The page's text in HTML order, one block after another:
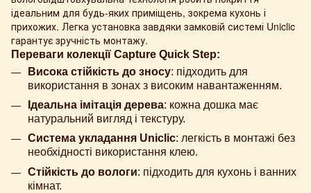
ідеальним для будь-яких приміщень, зокрема кухонь і
прихожих. Легка установка завдяки замковій системі Uniclic
гарантує зручність монтажу.
Переваги колекції Сapture Quick Step:
Висока стійкість до зносу: підходить для
використання в зонах з високим навантаженням.
Ідеальна імітація дерева: кожна дошка має
натуральний вигляд і текстуру.
Система укладання Uniclic: легкість в монтажі без
необхідності використання клею.
Стійкість до вологи: підходить для кухонь і ванних
кімнат.